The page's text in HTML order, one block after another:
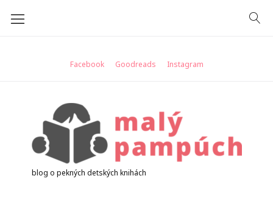
Facebook Goodreads Instagram
blog o pekných detských knihách